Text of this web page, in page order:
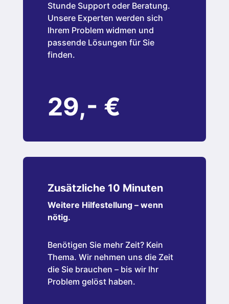
Stunde Support oder Beratung.
Unsere Experten werden sich
Ihrem Problem widmen und
passende Lösungen für Sie
finden.
29,- €
Zusätzliche 10 Minuten
Weitere Hilfestellung – wenn
nötig.
Benötigen Sie mehr Zeit? Kein
Thema. Wir nehmen uns die Zeit
die Sie brauchen – bis wir Ihr
Problem gelöst haben.